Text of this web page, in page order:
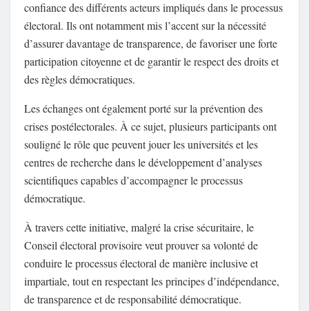
confiance des différents acteurs impliqués dans le processus
électoral. Ils ont notamment mis l’accent sur la nécessité
d’assurer davantage de transparence, de favoriser une forte
participation citoyenne et de garantir le respect des droits et
des règles démocratiques.
Les échanges ont également porté sur la prévention des
crises postélectorales. À ce sujet, plusieurs participants ont
souligné le rôle que peuvent jouer les universités et les
centres de recherche dans le développement d’analyses
scientifiques capables d’accompagner le processus
démocratique.
À travers cette initiative, malgré la crise sécuritaire, le
Conseil électoral provisoire veut prouver sa volonté de
conduire le processus électoral de manière inclusive et
impartiale, tout en respectant les principes d’indépendance,
de transparence et de responsabilité démocratique.